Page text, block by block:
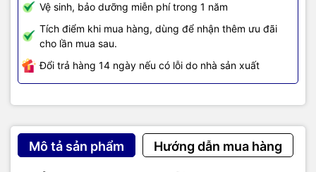
Vệ sinh, bảo dưỡng miễn phí trong 1 năm
Tích điểm khi mua hàng, dùng để nhận thêm ưu đãi
cho lần mua sau.
Đổi trả hàng 14 ngày nếu có lỗi do nhà sản xuất
Mô tả sản phẩm Hướng dẫn mua hàng
TIC.VN– Nhà phân phối và cung cấp giải pháp công nghệ uy tín
tại Việt Nam. Chúng tôi chuyên cung cấp đa dạng sản phẩm:
Laptop
Máy tính PC Máy chủ - Server Thiết bị mạng
Camera
giám sát, Tổng đài ,Màn hình tương tác,Linh kiện máy tính,Điện